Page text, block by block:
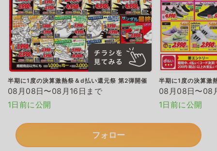
半期に1度の決算激熱祭＆d払い還元祭 第2弾開催
08月08日〜08月16日まで
1日前に公開
半期に1度の決算激
08月08日〜08
1日前に公開
フォロー